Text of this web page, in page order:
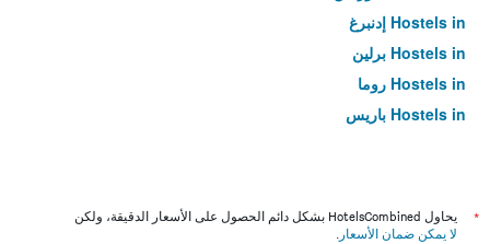
Hostels in إدنبرغ
Hostels in برلين
Hostels in روما
Hostels in باريس
*
يحاول HotelsCombined بشكل دائم الحصول على الأسعار الدقيقة، ولكن
لا يمكن ضمان الأسعار .